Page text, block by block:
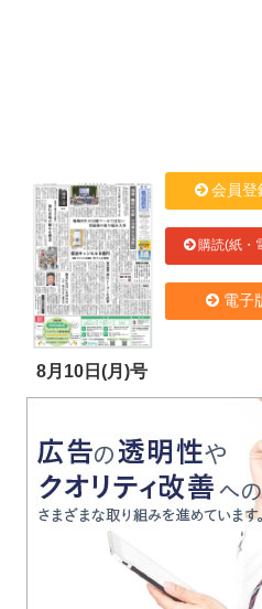
8月10日(月)号
会員登
購読(紙・
電子